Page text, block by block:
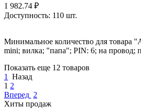
1 982.74 ₽
Доступность: 110 шт.
Минимальное количество для товара
mini; вилка; "папа"; PIN: 6; на провод;
Показать еще 12 товаров
1
Назад
1 2
Вперед 2
Хиты продаж